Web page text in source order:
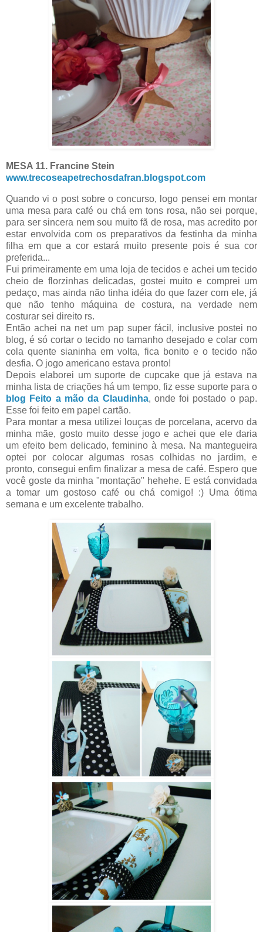
MESA 11. Francine Stein
www.trecoseapetrechosdafran.blogspot.com
Quando vi o post sobre o concurso, logo pensei em montar
uma mesa para café ou chá em tons rosa, não sei porque,
para ser sincera nem sou muito fã de rosa, mas acredito por
estar envolvida com os preparativos da festinha da minha
filha em que a cor estará muito presente pois é sua cor
preferida...
Fui primeiramente em uma loja de tecidos e achei um tecido
cheio de florzinhas delicadas, gostei muito e comprei um
pedaço, mas ainda não tinha idéia do que fazer com ele, já
que não tenho máquina de costura, na verdade nem
costurar sei direito rs.
Então achei na net um pap super fácil, inclusive postei no
blog, é só cortar o tecido no tamanho desejado e colar com
cola quente sianinha em volta, fica bonito e o tecido não
desfia. O jogo americano estava pronto!
Depois elaborei um suporte de cupcake que já estava na
minha lista de criações há um tempo, fiz esse suporte para o
blog Feito a mão da Claudinha, onde foi postado o pap.
Esse foi feito em papel cartão.
Para montar a mesa utilizei louças de porcelana, acervo da
minha mãe, gosto muito desse jogo e achei que ele daria
um efeito bem delicado, feminino à mesa. Na mantegueira
optei por colocar algumas rosas colhidas no jardim, e
pronto, consegui enfim finalizar a mesa de café. Espero que
você goste da minha "montação" hehehe. E está convidada
a tomar um gostoso café ou chá comigo! :) Uma ótima
semana e um excelente trabalho.